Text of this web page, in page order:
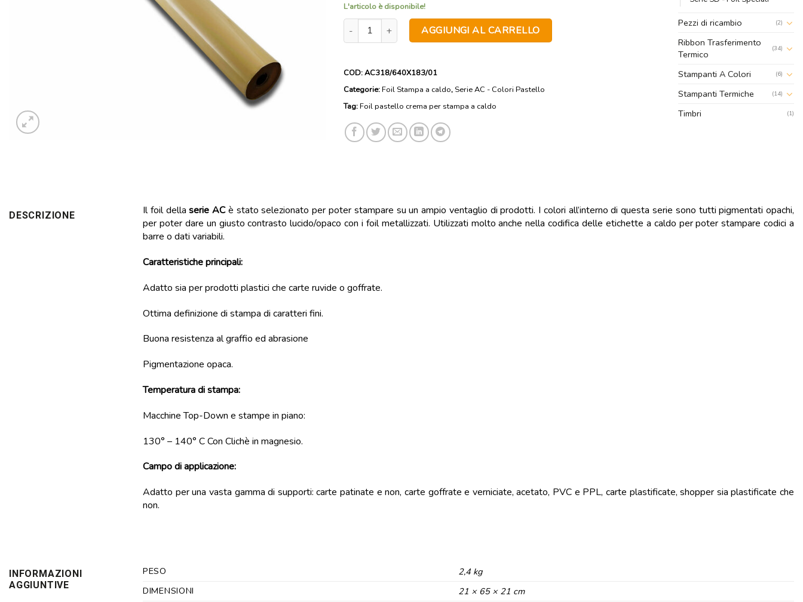
L'articolo è disponibile!
AC318 - Foil pastello crema per stampa a caldo - Anima 1 pollice quantità
AGGIUNGI AL CARRELLO
COD:AC318/640X183/01
Categorie:Foil Stampa a caldo, Serie AC - Colori Pastello
Tag:Foil pastello crema per stampa a caldo
Pezzi di ricambio (2)
Ribbon Trasferimento
Termico
(34)
Stampanti A Colori (6)
Stampanti Termiche (14)
Timbri (1)
DESCRIZIONE Il foil della serie AC è stato selezionato per poter stampare su un ampio ventaglio di prodotti. I colori all’interno di questa serie sono tutti pigmentati opachi,
per poter dare un giusto contrasto lucido/opaco con i foil metallizzati. Utilizzati molto anche nella codifica delle etichette a caldo per poter stampare codici a
barre o dati variabili.
Caratteristiche principali:
Adatto sia per prodotti plastici che carte ruvide o goffrate.
Ottima definizione di stampa di caratteri fini.
Buona resistenza al graffio ed abrasione
Pigmentazione opaca.
Temperatura di stampa:
Macchine Top-Down e stampe in piano:
130° – 140° C Con Clichè in magnesio.
Campo di applicazione:
Adatto per una vasta gamma di supporti: carte patinate e non, carte goffrate e verniciate, acetato, PVC e PPL, carte plastificate, shopper sia plastificate che
non.
INFORMAZIONI
AGGIUNTIVE
PESO
2,4 kg
DIMENSIONI
21 × 65 × 21 cm